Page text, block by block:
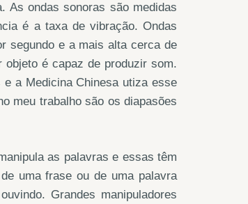
As ondas sonoras são medidas
é a taxa de vibração. Ondas
segundo e a mais alta cerca de
objeto é capaz de produzir som.
a Medicina Chinesa utiza esse
meu trabalho são os diapasões
as palavras e essas têm
uma frase ou de uma palavra
Grandes manipuladores